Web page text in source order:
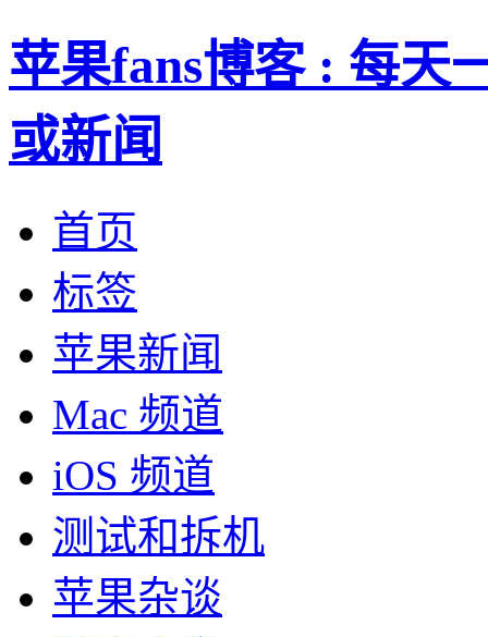
苹果fans博客 : 每天
或新闻
首页
标签
苹果新闻
Mac 频道
iOS 频道
测试和拆机
苹果杂谈